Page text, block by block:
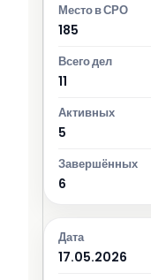
185
11
5
6
17.05.2026